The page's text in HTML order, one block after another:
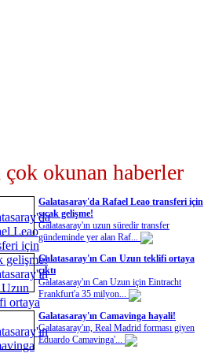
çok okunan haberler
Galatasaray'da Rafael Leao transferi için
sıcak gelişme!
Galatasaray'ın uzun süredir transfer
gündeminde yer alan Raf...
Galatasaray'ın Can Uzun teklifi ortaya
çıktı
Galatasaray'ın Can Uzun için Eintracht
Frankfurt'a 35 milyon...
Galatasaray'ın Camavinga hayali!
Galatasaray'ın, Real Madrid forması giyen
Eduardo Camavinga'...